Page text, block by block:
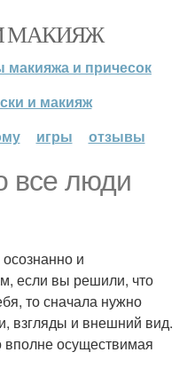
МАКИЯЖ
макияжа и причесок
и макияж
игры отзывы
все люди
и
если вы решили, что
то сначала нужно
взгляды и внешний вид.
вполне осуществимая